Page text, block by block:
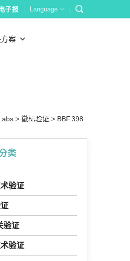
子报 Language
案
> 徽标验证> BBF.398
类
验证
验证
验证